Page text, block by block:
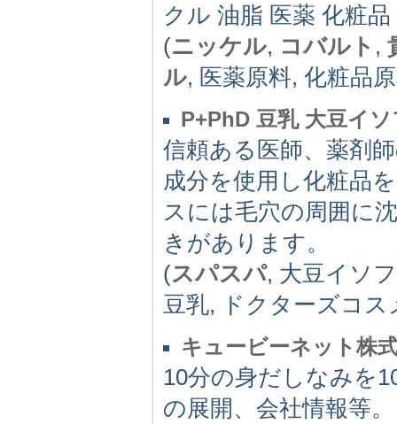
クル 油脂 医薬 化粧品
(ニッケル, コバルト ,
ル, 医薬原料, 化粧品
P+PhD 豆乳 大豆イ
信頼ある医師、薬剤
成分を使用し化粧品
スには毛穴の周囲に
きがあります。
(スパスパ, 大豆イソ
豆乳, ドクターズコ
キュービーネット株
10分の身だしなみを
の展開、会社情報等。